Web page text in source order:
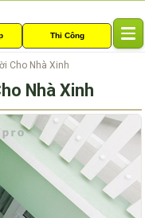
Thi Công
e
n
v
i
g
Cho Nhà Xinh
Nhà Xinh